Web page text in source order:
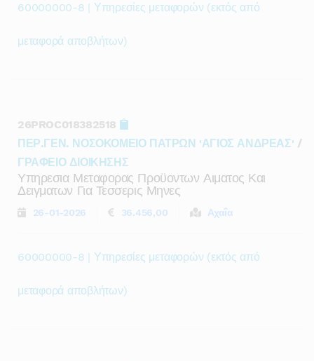
60000000-8 | Υπηρεσίες μεταφορών (εκτός από
μεταφορά αποβλήτων)
26PROC018382518
ΠΕΡ.ΓΕΝ. ΝΟΣΟΚΟΜΕΙΟ ΠΑΤΡΩΝ 'ΑΓΙΟΣ ΑΝΔΡΕΑΣ' /
ΓΡΑΦΕΙΟ ΔΙΟΙΚΗΣΗΣ
Υπηρεσια Μεταφορας Προϋοντων Αιματος Και
Δειγματων Για Τεσσερις Μηνες
26-01-2026 36.456,00 Αχαΐα
60000000-8 | Υπηρεσίες μεταφορών (εκτός από
μεταφορά αποβλήτων)